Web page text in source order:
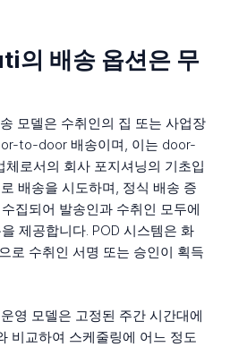
배송 옵션은 무
모델은 수취인의 집 또는 사업장
to-door 배송이며, 이는 door-
로서의 회사 포지셔닝의 기초입
배송을 시도하며, 정식 배송 증
집되어 발송인과 수취인 모두에
제공합니다. POD 시스템은 화
로 수취인 서명 또는 승인이 획득
영 모델은 고정된 주간 시간대에
비교하여 스케줄링에 어느 정도